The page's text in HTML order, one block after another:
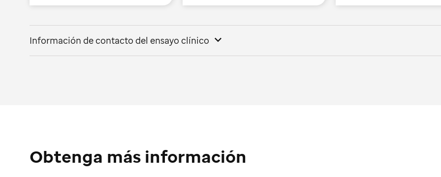
Información de contacto del ensayo clínico
Obtenga más información